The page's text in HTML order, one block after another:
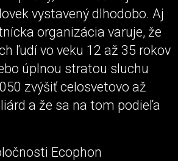
vystavený dlhodobo. Aj
organizácia varuje, že
ľudí vo veku 12 až 35 rokov
úplnou stratou sluchu
zvýšiť celosvetovo až
a že sa na tom podieľa
Ecophon